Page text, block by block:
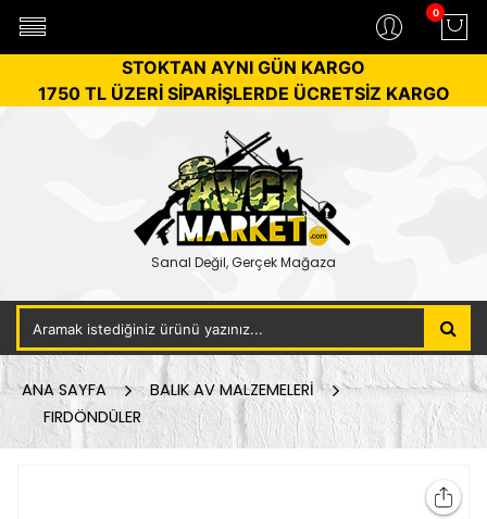
0
STOKTAN AYNI GÜN KARGO
1750 TL ÜZERİ SİPARİŞLERDE ÜCRETSİZ KARGO
Sanal Değil, Gerçek Mağaza
ANA SAYFA
BALIK AV MALZEMELERİ
FIRDÖNDÜLER